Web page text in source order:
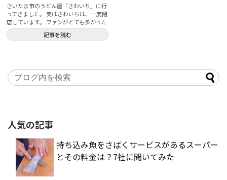
さいたま市のうどん屋「さわいち」に行
ってきました。 実はさわいちは、一度閉
店しています。 ファンがとても多かった
お店なのです...
記事を読む
人気の記事
持ち込み魚をさばくサービスがあるスーパー
とその料金は？7社に聞いてみた